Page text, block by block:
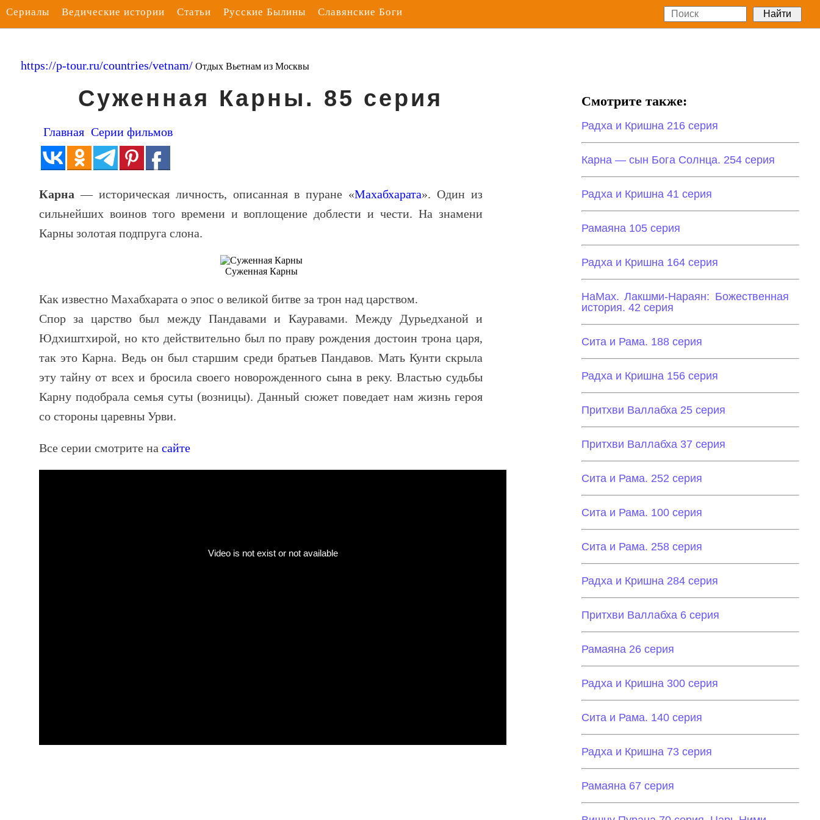
Сериалы Ведические истории Статьи Русские Былины Славянские Боги
https://p-tour.ru/countries/vetnam/ Отдых Вьетнам из Москвы
Суженная Карны. 85 серия
Главная Серии фильмов
Карна — историческая личность, описанная в пуране «Махабхарата». Один из
сильнейших воинов того времени и воплощение доблести и чести. На знамени
Карны золотая подпруга слона.
Суженная Карны
Как известно Махабхарата о эпос о великой битве за трон над царством.
Спор за царство был между Пандавами и Кауравами. Между Дурьедханой и
Юдхиштхирой, но кто действительно был по праву рождения достоин трона царя,
так это Карна. Ведь он был старшим среди братьев Пандавов. Мать Кунти скрыла
эту тайну от всех и бросила своего новорожденного сына в реку. Властью судьбы
Карну подобрала семья суты (возницы). Данный сюжет поведает нам жизнь героя
со стороны царевны Урви.
Все серии смотрите на сайте
Смотрите также:
Радха и Кришна 216 серия
Карна — сын Бога Солнца. 254 серия
Радха и Кришна 41 серия
Рамаяна 105 серия
Радха и Кришна 164 серия
НаМах. Лакшми-Нараян: Божественная
история. 42 серия
Сита и Рама. 188 серия
Радха и Кришна 156 серия
Притхви Валлабха 25 серия
Притхви Валлабха 37 серия
Сита и Рама. 252 серия
Сита и Рама. 100 серия
Сита и Рама. 258 серия
Радха и Кришна 284 серия
Притхви Валлабха 6 серия
Рамаяна 26 серия
Радха и Кришна 300 серия
Сита и Рама. 140 серия
Радха и Кришна 73 серия
Рамаяна 67 серия